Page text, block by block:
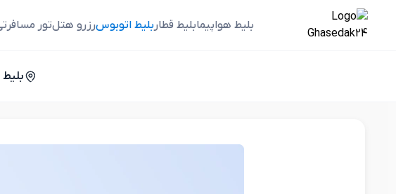
بلیط هواپیمابلیط قطاربلیط اتوبوسرزرو هتلتور